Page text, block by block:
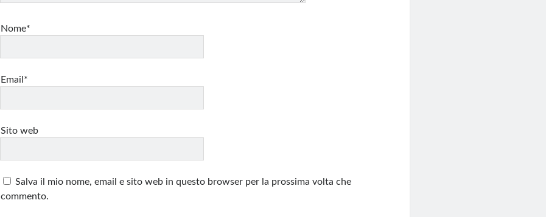
Nome*
Email*
Sito web
Salva il mio nome, email e sito web in questo browser per la prossima volta che
commento.